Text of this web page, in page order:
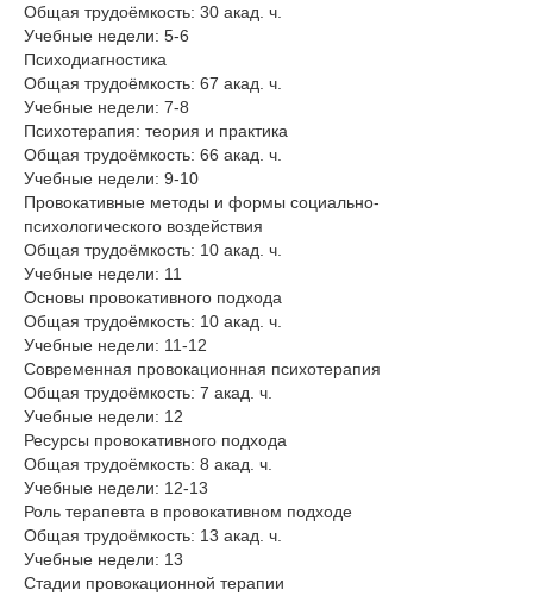
Общая трудоёмкость: 30 акад. ч.
Учебные недели: 5-6
Психодиагностика
Общая трудоёмкость: 67 акад. ч.
Учебные недели: 7-8
Психотерапия: теория и практика
Общая трудоёмкость: 66 акад. ч.
Учебные недели: 9-10
Провокативные методы и формы социально-
психологического воздействия
Общая трудоёмкость: 10 акад. ч.
Учебные недели: 11
Основы провокативного подхода
Общая трудоёмкость: 10 акад. ч.
Учебные недели: 11-12
Современная провокационная психотерапия
Общая трудоёмкость: 7 акад. ч.
Учебные недели: 12
Ресурсы провокативного подхода
Общая трудоёмкость: 8 акад. ч.
Учебные недели: 12-13
Роль терапевта в провокативном подходе
Общая трудоёмкость: 13 акад. ч.
Учебные недели: 13
Стадии провокационной терапии